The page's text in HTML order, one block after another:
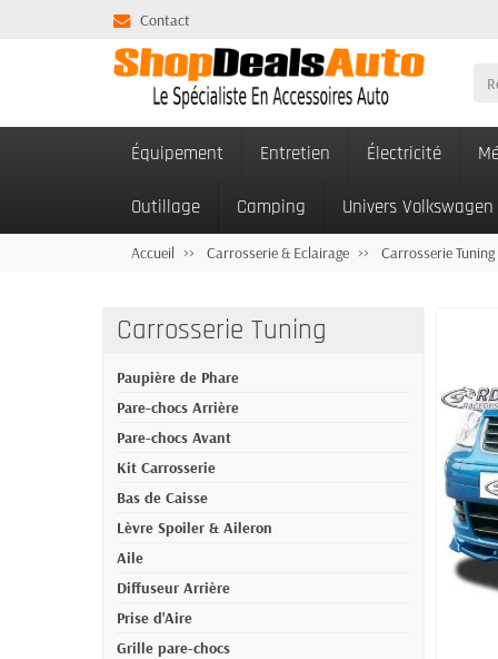
Contact
Équipement Entretien Électricité
Outillage Camping Univers Volkswagen
Accueil Carrosserie & Eclairage Carrosserie Tuning
Carrosserie Tuning
Paupière de Phare
Pare-chocs Arrière
Pare-chocs Avant
Kit Carrosserie
Bas de Caisse
Lèvre Spoiler & Aileron
Aile
Diffuseur Arrière
Prise d'Aire
Grille pare-chocs